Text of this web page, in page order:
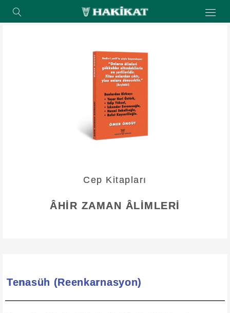
Cep Kitapları
ÂHİR ZAMAN ÂLİMLERİ
Tenasüh (Reenkarnasyon)